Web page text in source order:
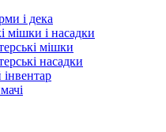
і дека
мішки і насадки
мішки
насадки